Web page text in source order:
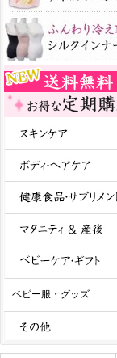
ベビー服・グッズ